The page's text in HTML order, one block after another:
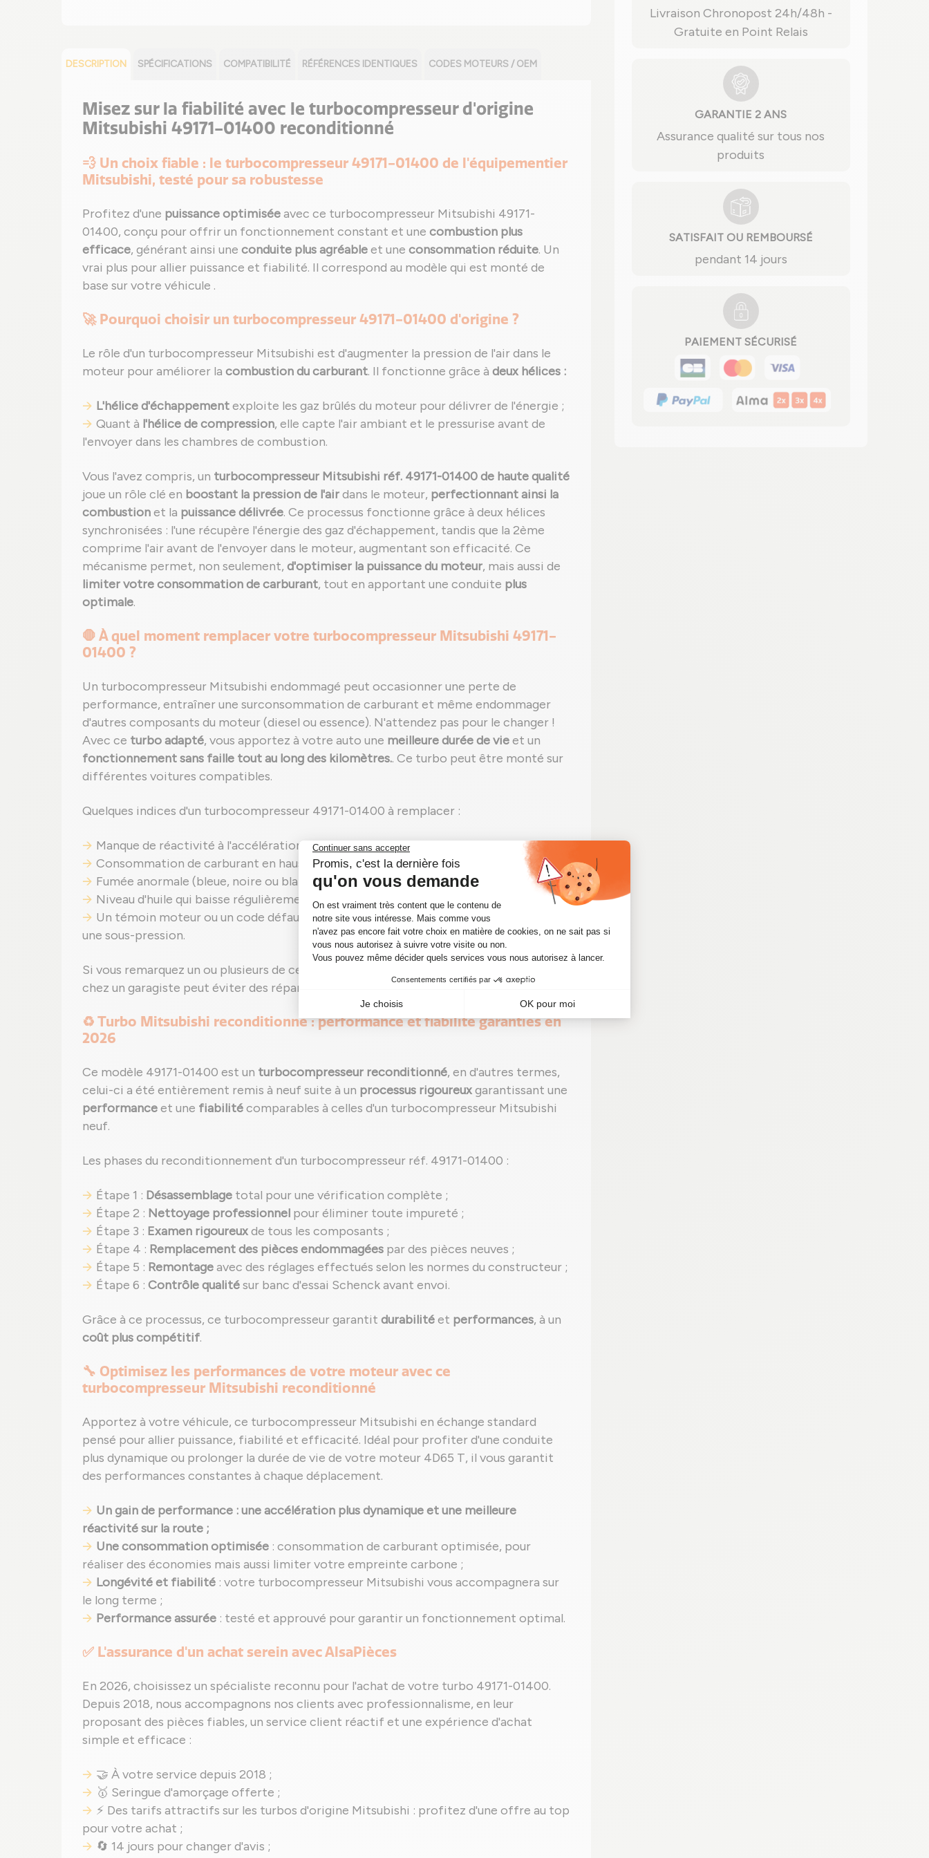
DESCRIPTION SPÉCIFICATIONS COMPATIBILITÉ RÉFÉRENCES IDENTIQUES CODES MOTEURS / OEM
Misez sur la fiabilité avec le turbocompresseur d'origine
Mitsubishi 49171-01400 reconditionné
💨 Un choix fiable : le turbocompresseur 49171-01400 de l'équipementier
Mitsubishi, testé pour sa robustesse
Profitez d'une puissance optimiséeavec ce turbocompresseur Mitsubishi 49171-
01400, conçu pour offrir un fonctionnement constant et une combustion plus
efficace, générant ainsi une conduite plus agréableet une consommation réduite. Un
vrai plus pour allier puissance et fiabilité. Il correspond au modèle qui est monté de
base sur votre véhicule .
🚀 Pourquoi choisir un turbocompresseur 49171-01400 d'origine ?
Le rôle d'un turbocompresseur Mitsubishi est d'augmenter la pression de l'air dans le
moteur pour améliorer la combustion du carburant. Il fonctionne grâce à deux hélices :
L'hélice d'échappementexploite les gaz brûlés du moteur pour délivrer de l'énergie ;
Quant à l'hélice de compression, elle capte l'air ambiant et le pressurise avant de
l'envoyer dans les chambres de combustion.
Vous l'avez compris, un turbocompresseur Mitsubishi réf. 49171-01400 de haute qualité
joue un rôle clé en boostant la pression de l'airdans le moteur, perfectionnant ainsi la
combustionet la puissance délivrée. Ce processus fonctionne grâce à deux hélices
synchronisées : l'une récupère l'énergie des gaz d'échappement, tandis que la 2ème
comprime l'air avant de l'envoyer dans le moteur, augmentant son efficacité. Ce
mécanisme permet, non seulement, d'optimiser la puissance du moteur, mais aussi de
limiter votre consommation de carburant, tout en apportant une conduite plus
optimale.
🛑 À quel moment remplacer votre turbocompresseur Mitsubishi 49171-
01400 ?
Un turbocompresseur Mitsubishi endommagé peut occasionner une perte de
performance, entraîner une surconsommation de carburant et même endommager
d'autres composants du moteur (diesel ou essence). N'attendez pas pour le changer !
Avec ce turbo adapté, vous apportez à votre auto une meilleure durée de vieet un
fonctionnement sans faille tout au long des kilomètres.. Ce turbo peut être monté sur
différentes voitures compatibles.
Quelques indices d'un turbocompresseur 49171-01400 à remplacer :
Manque de réactivité à l'accélération ;
Consommation de carburant en hausse ;
Fumée anormale (bleue, noire ou blanche) et/ou bruit inhabituel ;
Niveau d'huile qui baisse régulièrement sans fuite visible ;
Un témoin moteur ou un code défaut peut apparaître, tel que le code P0299 pour
une sous-pression.
Si vous remarquez un ou plusieurs de ces signes, n'attendez pas ! Un diagnostic rapide
chez un garagiste peut éviter des réparations onéreuses sur votre véhicule.
♻️ Turbo Mitsubishi reconditionné : performance et fiabilité garanties en
2026
Ce modèle 49171-01400 est un turbocompresseur reconditionné, en d'autres termes,
celui-ci a été entièrement remis à neuf suite à un processus rigoureuxgarantissant une
performanceet une fiabilitécomparables à celles d'un turbocompresseur Mitsubishi
neuf.
Les phases du reconditionnement d'un turbocompresseur réf. 49171-01400 :
Étape 1 : Désassemblage total pour une vérification complète ;
Étape 2 : Nettoyage professionnel pour éliminer toute impureté ;
Étape 3 : Examen rigoureuxde tous les composants ;
Étape 4 : Remplacement des pièces endommagées par des pièces neuves ;
Étape 5 : Remontageavec des réglages effectués selon les normes du constructeur ;
Étape 6 : Contrôle qualitésur banc d'essai Schenck avant envoi.
Grâce à ce processus, ce turbocompresseur garantit durabilitéet performances, à un
coût plus compétitif.
🔧 Optimisez les performances de votre moteur avec ce
turbocompresseur Mitsubishi reconditionné
Apportez à votre véhicule, ce turbocompresseur Mitsubishi en échange standard
pensé pour allier puissance, fiabilité et efficacité. Idéal pour profiter d'une conduite
plus dynamique ou prolonger la durée de vie de votre moteur 4D65 T, il vous garantit
des performances constantes à chaque déplacement.
Un gain de performance : une accélération plus dynamique et une meilleure
réactivité sur la route ;
Une consommation optimisée : consommation de carburant optimisée, pour
réaliser des économies mais aussi limiter votre empreinte carbone ;
Longévité et fiabilité : votre turbocompresseur Mitsubishi vous accompagnera sur
le long terme ;
Performance assurée : testé et approuvé pour garantir un fonctionnement optimal.
✅ L'assurance d'un achat serein avec AlsaPièces
En 2026, choisissez un spécialiste reconnu pour l'achat de votre turbo 49171-01400.
Depuis 2018, nous accompagnons nos clients avec professionnalisme, en leur
proposant des pièces fiables, un service client réactif et une expérience d'achat
simple et efficace :
🤝 À votre service depuis 2018 ;
🥇 Seringue d'amorçage offerte ;
⚡ Des tarifs attractifs sur les turbos d'origine Mitsubishi : profitez d'une offre au top
pour votre achat ;
🔄 14 jours pour changer d'avis ;
Livraison Chronopost 24h/48h -
Gratuite en Point Relais
GARANTIE 2 ANS
Assurance qualité sur tous nos
produits
SATISFAIT OU REMBOURSÉ
pendant 14 jours
PAIEMENT SÉCURISÉ